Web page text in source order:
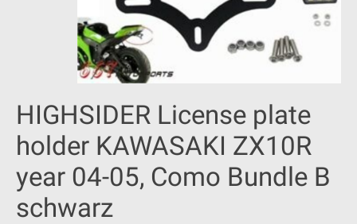
HIGHSIDER License plate
holder KAWASAKI ZX10R
year 04-05, Como Bundle B
schwarz